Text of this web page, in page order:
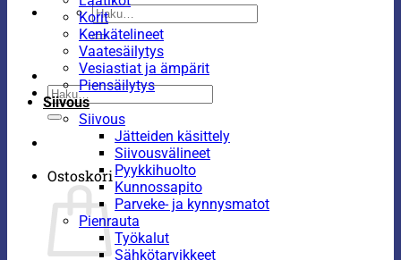
Etsi:
Etsi:
Ostoskori
Korit
Kenkätelineet
Vaatesäilytys
Vesiastiat ja ämpärit
Piensäilytys
Siivous
Siivous
Jätteiden käsittely
Siivousvälineet
Pyykkihuolto
Kunnossapito
Parveke- ja kynnysmatot
Pienrauta
Työkalut
Sähkötarvikkeet